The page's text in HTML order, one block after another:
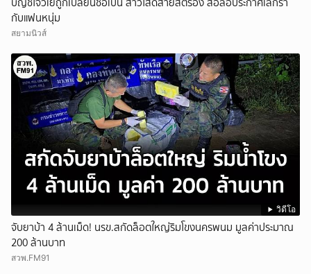
กับแฟนหนุ่ม
สยามนิวส์
วิดีโอ
จับยาบ้า 4 ล้านเม็ด! นรข.สกัดล็อตใหญ่ริมโขงนครพนม มูลค่าประมาณ
200 ล้านบาท
สวพ.FM91